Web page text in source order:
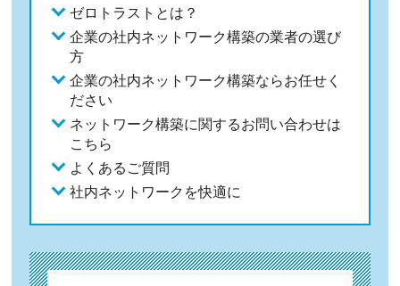
ゼロトラストとは？
企業の社内ネットワーク構築の業者の選び
方
企業の社内ネットワーク構築ならお任せく
ださい
ネットワーク構築に関するお問い合わせは
こちら
よくあるご質問
社内ネットワークを快適に